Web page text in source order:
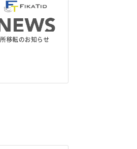
移転のお知らせ